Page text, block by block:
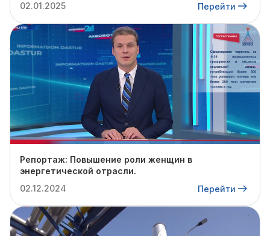
02.01.2025
Перейти
Репортаж: Повышение роли женщин в
энергетической отрасли.
02.12.2024
Перейти